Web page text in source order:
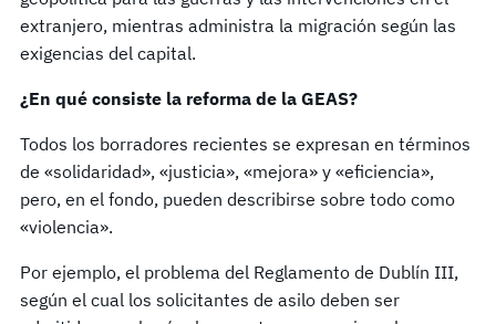
extranjero, mientras administra la migración según las
exigencias del capital.
¿En qué consiste la reforma de la GEAS?
Todos los borradores recientes se expresan en términos
de «solidaridad», «justicia», «mejora» y «eficiencia»,
pero, en el fondo, pueden describirse sobre todo como
«violencia».
Por ejemplo, el problema del Reglamento de Dublín III,
según el cual los solicitantes de asilo deben ser